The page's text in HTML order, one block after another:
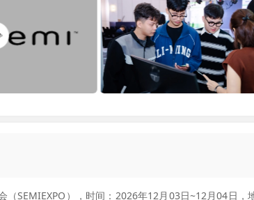
（SEMIEXPO），时间：2026年12月03日~12月04日